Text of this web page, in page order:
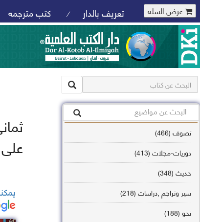
عرض السله تعريف بالدار / كتب مترجمه
تصوف (466)
دوريات-مجلات (413)
حديث (348)
سير وتراجم ,دراسات (218)
نحو (188)